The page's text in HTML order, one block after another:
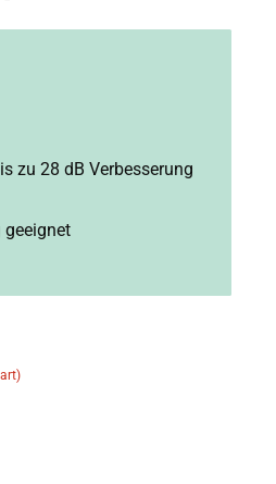
zu 28 dB Verbesserung
geeignet